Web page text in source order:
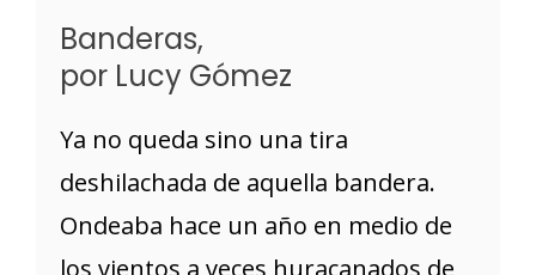
Banderas,
por Lucy Gómez
Ya no queda sino una tira
deshilachada de aquella bandera.
Ondeaba hace un año en medio de
los vientos a veces huracanados de